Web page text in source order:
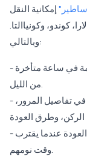
إمكانية النقل
كوندو، وكونياالتا.
وبالتالي:
- لن تضطر للبحث عن تاكسي أو وسائل النقل العامة في ساعة متأخرة
من الليل.
- يمكنك التركيز على الاستمتاع فقط دون التفكير في تفاصيل المرور،
- بالنسبة للعائلات التي معها أطفال، تسهل رحلة العودة عندما يقترب
وقت نومهم.